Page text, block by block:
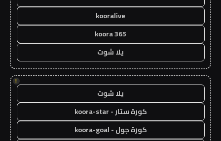
kooralive
koora 365
يلا شوت
!
يلا شوت
كورة ستار - koora-star
كورة جول - koora-goal